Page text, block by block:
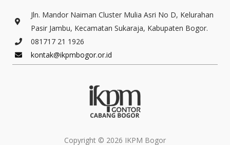
Jln. Mandor Naiman Cluster Mulia Asri No D, Kelurahan
Pasir Jambu, Kecamatan Sukaraja, Kabupaten Bogor.
081717 21 1926
kontak@ikpmbogor.or.id
Copyright © 2026 IKPM Bogor